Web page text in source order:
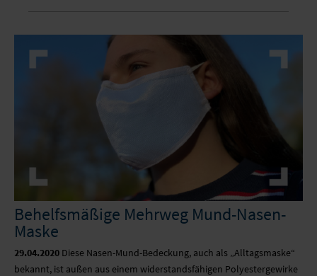
Behelfsmäßige Mehrweg Mund-Nasen-
Maske
29.04.2020 Diese Nasen-Mund-Bedeckung, auch als „Alltagsmaske“
bekannt, ist außen aus einem widerstandsfähigen Polyestergewirke